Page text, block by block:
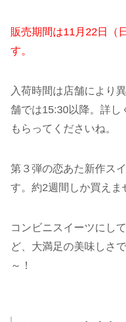
販売期間は11月22日（
す。
入荷時間は店舗により
舗では15:30以降。詳し
もらってくださいね。
第３弾の恋あた新作ス
す。約2週間しか買えま
コンビニスイーツにし
ど、大満足の美味しさ
～！